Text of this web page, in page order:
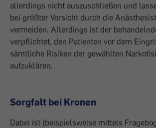
allerdings nicht auszuschließen und
bei ­größter Vorsicht durch die
vermeiden. Allerdings ist der
verpflichtet, den Patienten vor dem
sämtliche Risiken der gewählten
aufzu­klären.
Sorgfalt bei Kronen
Dabei ist (beispielsweise mittels